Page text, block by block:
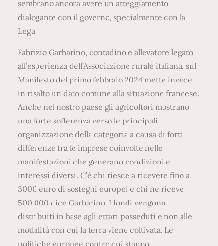
sembrano ancora avere un atteggiamento
dialogante con il governo, specialmente con la
Lega.
Fabrizio Garbarino, contadino e allevatore legato
all’esperienza dell’Associazione rurale italiana, sul
Manifesto del primo febbraio 2024 mette invece
in risalto un dato comune alla situazione francese.
Anche nel nostro paese gli agricoltori mostrano
una forte sofferenza verso le principali
organizzazione della categoria a causa di forti
differenze tra le imprese coinvolte nelle
manifestazioni che generano condizioni e
interessi diversi. C’è chi riesce a ricevere fino a
3000 euro di sostegni europei e chi ne riceve
500.000 dice Garbarino. I fondi vengono
distribuiti in base agli ettari posseduti e non alle
modalità con cui la terra viene coltivata. Le
politiche europee contro cui stanno